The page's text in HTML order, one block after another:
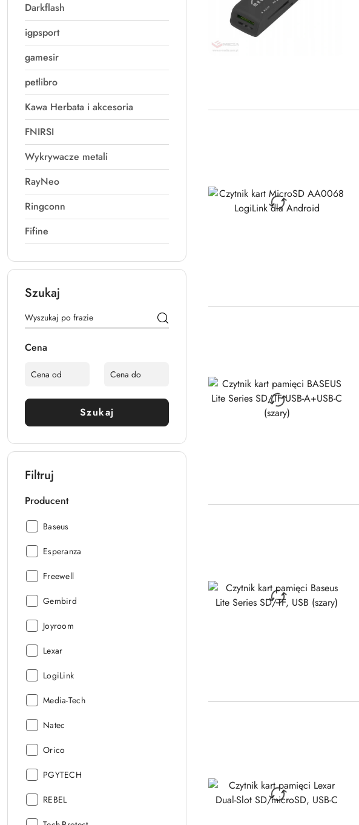
Darkflash
igpsport
gamesir
petlibro
Kawa Herbata i akcesoria
FNIRSI
Wykrywacze metali
RayNeo
Ringconn
Fifine
Szukaj
Cena
Szukaj
Filtruj
Producent
Producent:
Baseus
Producent:
Esperanza
Producent:
Freewell
Producent:
Gembird
Producent:
Joyroom
Producent:
Lexar
Producent:
LogiLink
Producent:
Media-Tech
Producent:
Natec
Producent:
Orico
Producent:
PGYTECH
Producent:
REBEL